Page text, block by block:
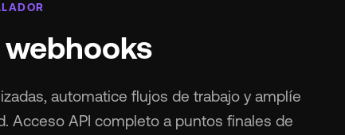
webhooks
automatice flujos de trabajo y amplíe
Acceso API completo a puntos finales de